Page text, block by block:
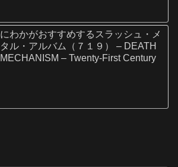
にわかがおすすめするスラッシュ・メ
タル・アルバム（７１９） – DEATH
MECHANISM – Twenty-First Century